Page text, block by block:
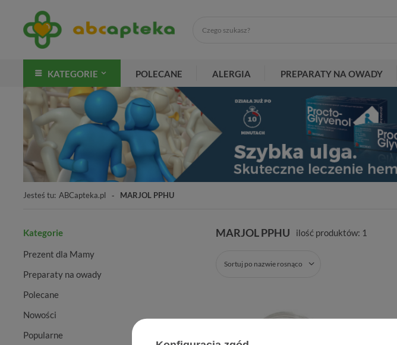
KATEGORIE POLECANE ALERGIA PREPARATY NA OWADY
Jesteś tu: ABCapteka.pl MARJOL PPHU
Kategorie
Prezent dla Mamy
Preparaty na owady
Polecane
Nowości
Popularne
MARJOL PPHU ilość produktów: 1
Sortuj po nazwie rosnąco